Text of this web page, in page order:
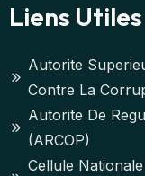
Liens Utiles
Autorite
Contre La
Autorite De
(ARCOP)
Cellule